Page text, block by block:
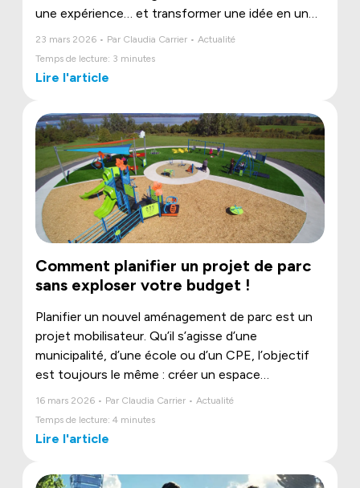
une expérience… et transformer une idée en un
23 mars 2026 • Par Claudia Carrier • Actualité
Temps de lecture: 3 minutes
Lire l'article
Comment planifier un projet de parc
sans exploser votre budget !
Planifier un nouvel aménagement de parc est un
projet mobilisateur. Qu’il s’agisse d’une
municipalité, d’une école ou d’un CPE, l’objectif
est toujours le même : créer un espace
dépassent le budget initial… souvent par manque
16 mars 2026 • Par Claudia Carrier • Actualité
Temps de lecture: 4 minutes
Lire l'article